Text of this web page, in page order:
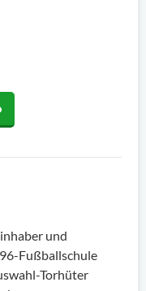
und
Fußballschule
Torhüter